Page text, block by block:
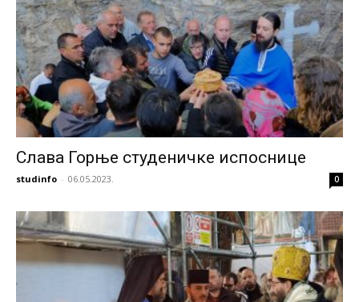
Слава Горње студеничке испоснице
studinfo - 06.05.2023. 0